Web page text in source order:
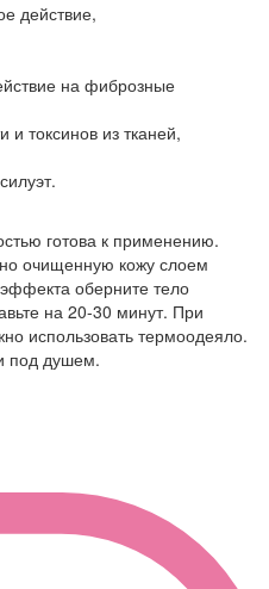
действие,
на фиброзные
и токсинов из тканей,
готова к применению.
очищенную кожу слоем
оберните тело
на 20-30 минут. При
использовать термоодеяло.
под душем.